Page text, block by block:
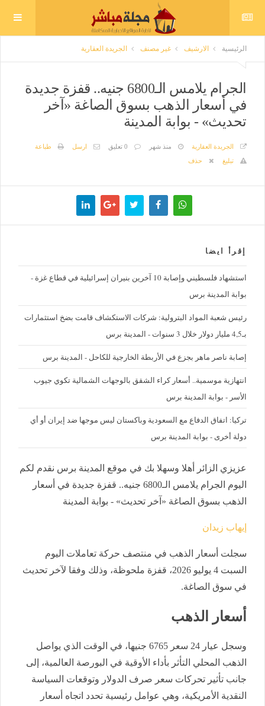
الرئيسية الارشيف غير مصنف الجريدة العقارية
الجرام يلامس الـ6800 جنيه.. قفزة جديدة
في أسعار الذهب بسوق الصاغة «آخر
تحديث» - بوابة المدينة
الجريدة العقارية منذ شهر 0 تعليق ارسل
طباعة
تبليغ
حذف
إقرأ ايضا
استشهاد فلسطيني وإصابة 10 آخرين بنيران إسرائيلية في قطاع غزة -
بوابة المدينة برس
رئيس شعبة المواد البترولية: شركات الاستكشاف قامت بضخ استثمارات
بـ4,5 مليار دولار خلال 3 سنوات - المدينة برس
إصابة ناصر ماهر بجزع في الأربطة الخارجية للكاحل - المدينة برس
‪انتهازية موسمية.. أسعار كراء الشقق بالوجهات الشمالية تكوي جيوب
الأسر - بوابة المدينة برس
تركيا: اتفاق الدفاع مع السعودية وباكستان ليس موجها ضد إيران أو أي
دولة أخرى - بوابة المدينة برس
عزيزي الزائر أهلا وسهلا بك في موقع المدينة برس نقدم لكم
اليوم الجرام يلامس الـ6800 جنيه.. قفزة جديدة في أسعار
الذهب بسوق الصاغة «آخر تحديث» - بوابة المدينة
إيهاب زيدان
سجلت أسعار الذهب في منتصف حركة تعاملات اليوم
السبت 4 يوليو 2026، قفزة ملحوظة، وذلك وفقا لآخر تحديث
في سوق الصاغة.
أسعار الذهب
وسجل عيار 24 سعر 6765 جنيها، في الوقت الذي يواصل
الذهب المحلي التأثر بأداء الأوقية في البورصة العالمية، إلى
جانب تأثير تحركات سعر صرف الدولار وتوقعات السياسة
النقدية الأمريكية، وهي عوامل رئيسية تحدد اتجاه أسعار